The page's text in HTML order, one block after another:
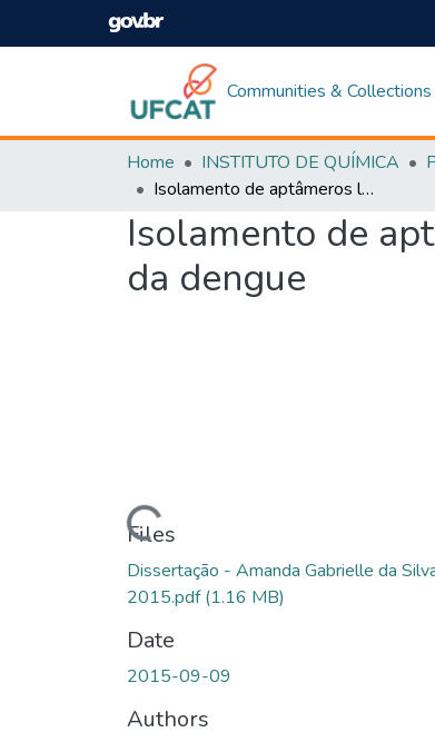
Communities & Collections
Home INSTITUTO DE QUÍMICA
Isolamento de aptâmeros ligantes à sequência 3'-UTR do RNA do vírus da dengue
Isolamento de
da dengue
Loading...
Files
Dissertação - Amanda Gabrielle da
2015.pdf(1.16 MB)
Date
2015-09-09
Authors